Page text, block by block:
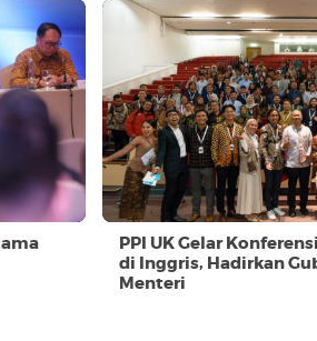
PPI UK Gelar
di Inggris, Hadirkan
Menteri